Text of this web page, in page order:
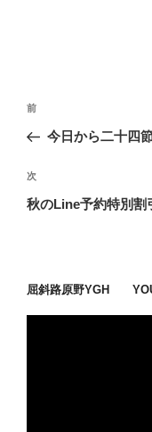
投
ナ
ビ
ゲ
ン
過
去
投
稿
前
今日から二十四
次
の
次
秋のLine予約特別割
屈斜路原野YGH